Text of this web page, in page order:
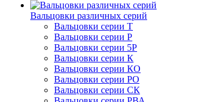
Вальцовки различных серий
Вальцовки серии Т
Вальцовки серии Р
Вальцовки серии 5Р
Вальцовки серии К
Вальцовки серии КО
Вальцовки серии РО
Вальцовки серии СК